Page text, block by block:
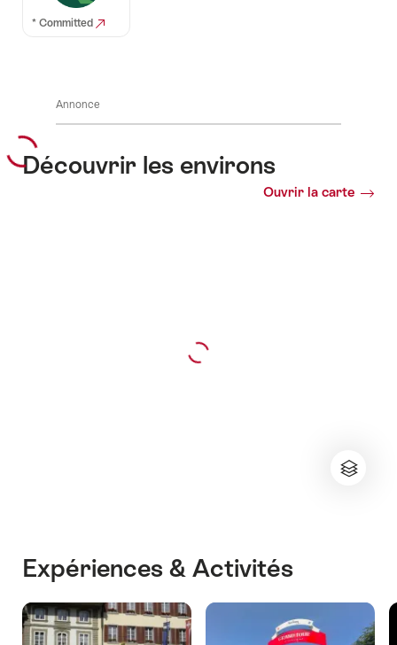
* Committed
Annonce
Découvrir les environs
Ouvrir la carte
Expériences & Activités